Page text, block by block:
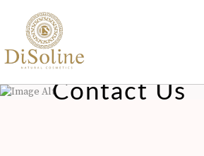
Δεν υπάρχουν προϊόντα στο
Contact Us